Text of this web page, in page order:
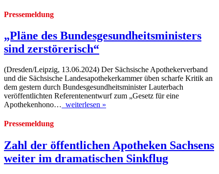
Pressemeldung
„Pläne des Bundesgesundheitsministers
sind zerstörerisch“
(Dresden/Leipzig, 13.06.2024) Der Sächsische Apothekerverband
und die Sächsische Landesapothekerkammer üben scharfe Kritik an
dem gestern durch Bundesgesundheitsminister Lauterbach
veröffentlichten Referentenentwurf zum „Gesetz für eine
Apothekenhono… weiterlesen »
Pressemeldung
Zahl der öffentlichen Apotheken Sachsens
weiter im dramatischen Sinkflug